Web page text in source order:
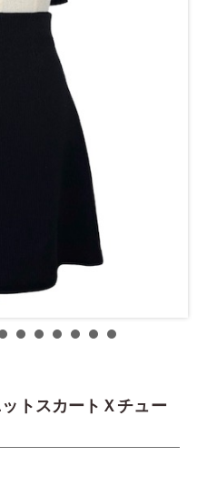
トスカートＸチュー